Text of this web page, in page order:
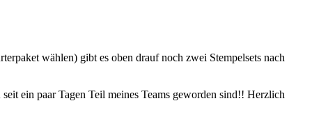
wählen) gibt es oben drauf noch zwei Stempelsets nach
ein paar Tagen Teil meines Teams geworden sind!! Herzlich